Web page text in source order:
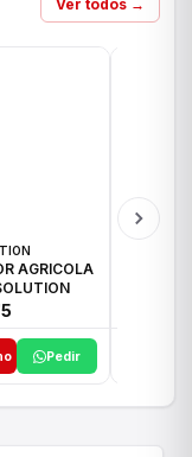
Ver todos →
AGRICOLA
Pedir